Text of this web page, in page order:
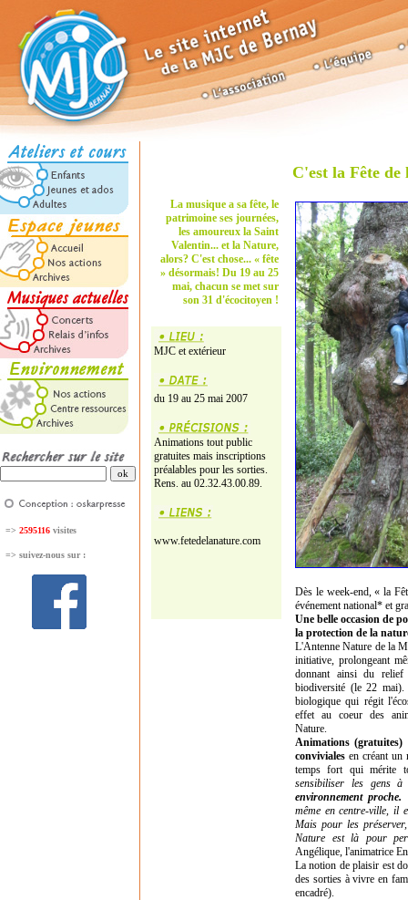
=> 2595116 visites
=> suivez-nous sur :
La musique a sa fête, le
patrimoine ses journées,
les amoureux la Saint
Valentin... et la Nature,
alors? C'est chose... « fête
» désormais! Du 19 au 25
mai, chacun se met sur
son 31 d'écocitoyen !
MJC et extérieur
du 19 au 25 mai 2007
Animations tout public
gratuites mais inscriptions
préalables pour les sorties.
Rens. au 02.32.43.00.89.
www.fetedelanature.com
C'est la Fête
Dès le week-end, « la
événement national* et
Une belle occasion de
la protection de la
L'Antenne Nature de la
initiative, prolongeant
donnant ainsi du
biodiversité (le 22 mai).
biologique qui régit
effet au coeur des
Nature.
Animations
conviviales en créant un
temps fort qui mérite
sensibiliser les gens
environnement proche.
même en centre-ville, il
Mais pour les
Nature est là pour
Angélique, l'animatrice
La notion de plaisir est
des sorties à vivre en
encadré).